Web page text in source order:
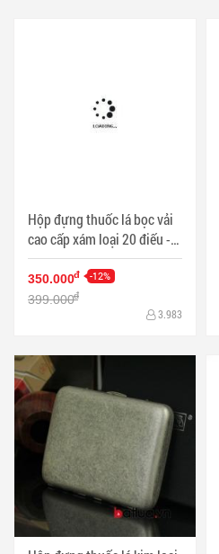
Hộp đựng thuốc lá bọc vải
cao cấp xám loại 20 điếu -
Mã SP: HTL0006VD
350.000đ -12%
399.000đ
3.983